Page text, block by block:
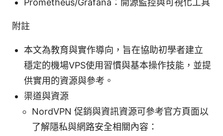
附註
本文為教育與實作導向，旨在協助初學者建立
穩定的機場VPS使用習慣與基本操作技能，並提
供實用的資源與參考。
渠道與資源
NordVPN 促銷與資訊資源可參考官方頁面以
了解隱私與網路安全相關內容：